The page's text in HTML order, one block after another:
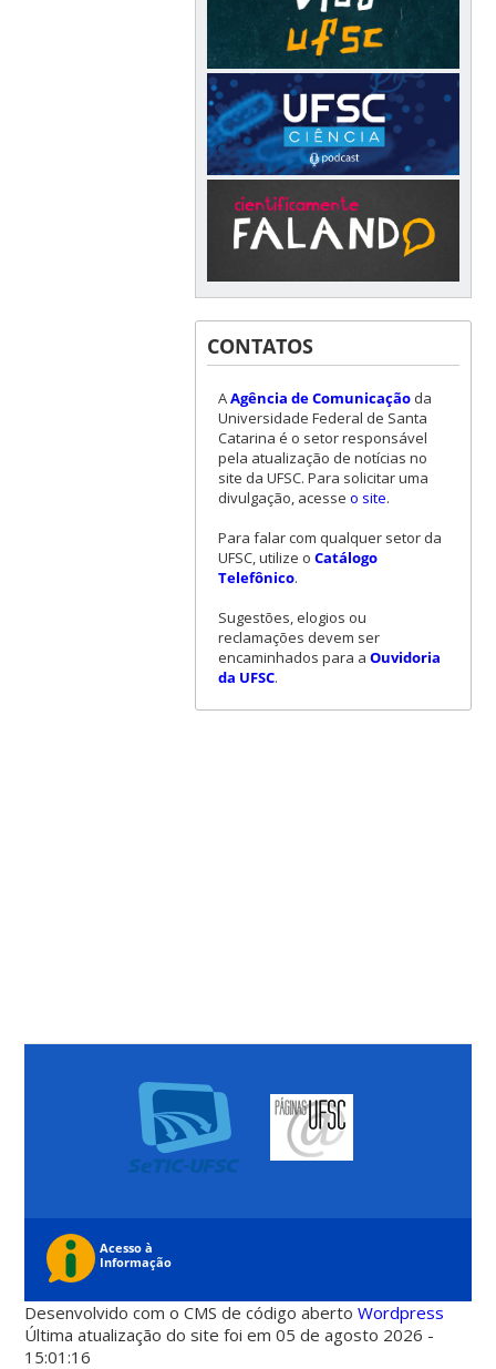
CONTATOS
AAgência de Comunicaçãoda
Universidade Federal de Santa
Catarina é o setor responsável
pela atualização de notícias no
site da UFSC. Para solicitar uma
divulgação, acesse o site.
Para falar com qualquer setor da
UFSC, utilize o Catálogo
Telefônico.
Sugestões, elogios ou
reclamações devem ser
encaminhados para a Ouvidoria
da UFSC.
Desenvolvido com o CMS de código abertoWordpress
Última atualização do site foi em 05 de agosto 2026 -
15:01:16